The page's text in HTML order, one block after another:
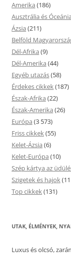
Amerika (186)
Ausztrália és Óceánia
Ázsia (211)
Belföld
Dél-Afrika (9)
Dél-Amerika (44)
Egyéb utazás(58)
Érdekes cikkek(187)
Észak-Afrika (22)
Észak-Amerika (26)
Európa (3 573)
Friss cikkek(55)
Kelet-Ázsia (6)
Kelet-Európa (10)
Szép kártya az
Szigetek és hajok
Top cikkek(131)
UTAK, ÉLMÉNYEK,
Luxus és olcsó,